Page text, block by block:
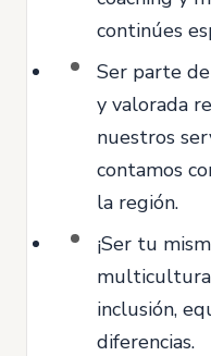
continúes
Ser parte
y valorada
nuestros
contamos
la región.
¡Ser tu
inclusión,
diferencias.